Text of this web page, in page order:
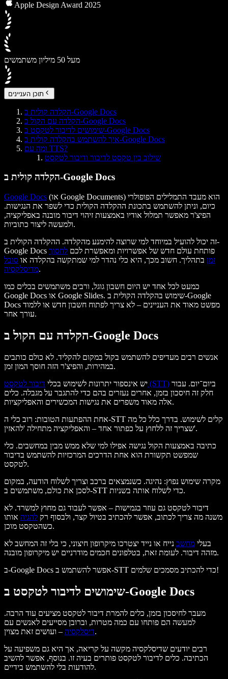
Apple Design Award 2025
מעל 50 מיליון משתמשים
תוכן העניינים
הקלדה קולית ב-Google Docs
הקלדה עם הקול ב-Google Docs
שימושים לדיבור לטקסט ב-Google Docs
איך להשתמש בהקלדה קולית ב-Google Docs
ומה עם TTS?
שילוב בין טקסט לדיבור ודיבור לטקסט
הקלדה קולית ב-Google Docs
Google Docs (או Google Documents) הוא מעבד התמלילים הפופולרי
כיום, וניתן להשתמש בתכונת ההקלדה הקולית כדי לשפר את הנגישות.
הפיצ'ר מאפשר תמלול אודיו באמצעות זיהוי דיבור מובנה באפליקציה,
ולמעשה ליצור כתוביות.
זה יכול להועיל במיוחד למי שרוצה להימנע מהקלדה. ההקלדה הקולית ב-
Google Docs פותחת עולם חדש של אפשרויות ומאפשרת לכם לחסוך
זמן בתהליך. חשוב מכך, היא כלי נהדר למי שמתקשה בהקלדה או סובל
מדיסלקסיה.
כמעט לכל אחד יש היום חשבון גוגל, ורבים משתמשים בכלים כמו
Google Docs או Google Slides. שימוש בהקלדה הקולית ב-Google
Docs מפשט מאוד את העניינים – לא צריך לפתוח חשבון חדש או ללמוד
עורך אחר.
הקלדה עם הקול ב-Google Docs
אנשים רבים מעדיפים להשתמש בקול במקום להקליד. לא כולם כותבים
במהירות, והפיצ'ר הזה חוסך המון זמן.
יש אינספור יתרונות לשימוש בכלי דיבור לטקסט (STT)
חלק זה חיסכון בזמן, אחרים נעזרים בהם כדי להתגבר על מגבלה. כלים
אלה מאוד משפרים את נגישות המכשירים והאפליקציות.
אחת ההפתעות הטובות: רוב כלי ה-STT קלים לשימוש. בדרך כלל כל מה
שצריך זה ללחוץ על כפתור אחד – והאפליקציה מתחילה 'להאזין'.
כתיבה באמצעות הקול נגישה אפילו למי שלא ממש מבין במחשבים. כלי
שמפשט תקשורת הוא אחת הדרכים המרכזיות להשתמש בדיבור
לטקסט.
מקרה שימוש נפוץ: נהיגה. כשנמצאים ברכב וצריך לשלוח הודעה, במקום
לסכן את כולם, משתמשים ב-STT כדי לשלוח אותה בשניות.
דיבור לטקסט גם עוזר בגמישות – אפשר לעבוד גם מחוץ למשרד. לא
משנה מה צריך לכתוב, אפשר להכתיב בטיול קצר, ולבסוף רק להגיה אותו
כשהטקסט מוכן.
בעלי מחשב נייח או נייד יצטרכו מיקרופון חיצוני, כי בלי זה המחשב לא
מזהה דיבור. לעומת זאת, בטלפונים חכמים מודרניים יש מיקרופון מובנה.
ב-Google Docs אפשר להשתמש ב-STT כדי להכתיב מסמכים שלמים!
שימושים לדיבור לטקסט ב-Google Docs
מעבר לחיסכון בזמן, כלים להמרת דיבור לטקסט מציעים עוד הרבה.
למעשה הם פותחו עם כמה מטרות, וברובן מסייעים לאנשים עם
דיסלקסיה– ועושים זאת מצוין.
רבים יודעים שדיסלקסיה מקשה על קריאה, אך היא גם משפיעה על
הכתיבה. כלים לדיבור לטקסט פותרים בעיה זו. בנוסף, אפשר להשיב
להודעות בלי להשתמש בידיים.